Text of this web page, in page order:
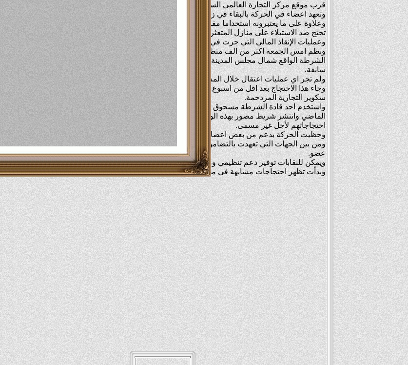
قرب موقع مركز التجارة العالمي السابق.
وتعهد اعضاء في الحركة بالبقاء في زوكوتي بارك طوال الشتاء.
وعلاوة على ما يعتبرونه استخداما مفرطا للقوة ومعاملة غير عادلة للأقليات ومنهم المسلمين فإن الحركة
تحتج ضد الاستيلاء على منازل المتعثرين في سداد أقساط الرهن العقاري وارتفاع معدلات البطالة
وعمليات الإنقاذ المالي التي جرت في عام 2008 .
ونظم امس الجمعة اكثر من الف متظاهر، بينهم ممثلون عن منظمات عمالية، مسيرة سلمية الى مقر
الشرطة الواقع شمال مجلس المدينة للاحتجاج على ما يعتبرونه ردا عنيفا من قبل الشرطة على مظاهرة
سابقة.
ولم تجر اي عمليات اعتقال خلال المسيرة.
وجاء هذا الاحتجاج بعد اقل من اسبوع من اعتقال الشرطة 80 شخصا اثناء مسيرة الى منطقة يونيون
سكوير التجارية المزدحمة.
واستخدم احد قادة الشرطة مسحوق الفلفل ضد اربع نساء خلال المسيرة التي جرت في مطلع الاسبوع
الماضي وانتشر شريط مصور بهذه الواقعة على الانترنت مما اثار غضب محتجين كثيرين توعدوا بمواصلة
احتجاجاتهم لأجل غير مسمى.
وحظيت الحركة بدعم من بعض اعضاء النقابات العمالية.
ومن بين الجهات التي تعهدت بالتضامن اتحاد المدرسين ونقابة عمال النقل المحلية 100 التي تضم 38 الف
عضو.
ويمكن للنقابات توفير دعم تنظيمي ومالي مهم للحركة الخالية من القيادة.
وبدأت تظهر احتجاجات مشابهة في مدن أخرى ومنها بوسطن وشيكاجو وسان فرانسيسكو.